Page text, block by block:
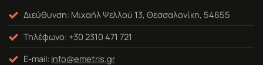
Διεύθυνση: Μιχαήλ Ψελλού 13, Θεσσαλονίκη, 54655
Τηλέφωνο: +30 2310 471 721
E-mail: info@emetris.gr